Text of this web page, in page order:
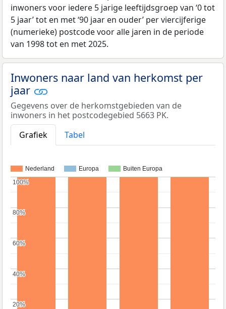
inwoners voor iedere 5 jarige leeftijdsgroep van ‘0 tot
5 jaar’ tot en met ‘90 jaar en ouder’ per viercijferige
(numerieke) postcode voor alle jaren in de periode
van 1998 tot en met 2025.
Inwoners naar land van herkomst per
jaar
Gegevens over de herkomstgebieden van de
inwoners in het postcodegebied 5663 PK.
Grafiek
Tabel
Nederland Europa Buiten Europa
20%
20%
40%
40%
60%
60%
80%
80%
100%
100%